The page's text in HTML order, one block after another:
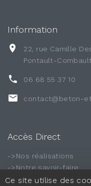
Ce site utilise des
Information
22, rue Camille
Pontault-
06 68 55 37 10
contact@beton-
Accès Direct
->Nos réalisations
->Notre savoir-faire
->Notre entreprise